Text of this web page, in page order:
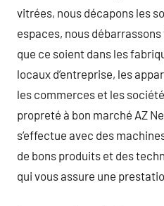
vitrées, nous décapons les
espaces, nous
que ce soient dans les
locaux d’entreprise, les
les commerces et les
propreté à bon marché AZ
s’effectue avec des
de bons produits et des
qui vous assure une